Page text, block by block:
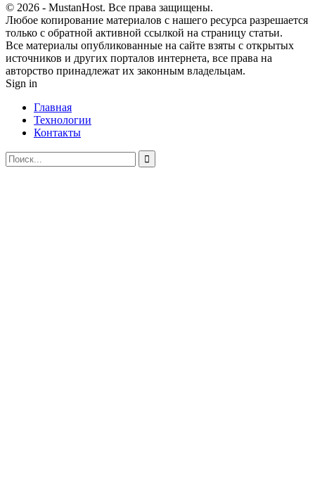
© 2026 - MustanHost. Все права защищены.
Любое копирование материалов с нашего ресурса разрешается
только с обратной активной ссылкой на страницу статьи.
Все материалы опубликованные на сайте взяты с открытых
источников и других порталов интернета, все права на
авторство принадлежат их законным владельцам.
Sign in
Главная
Технологии
Контакты